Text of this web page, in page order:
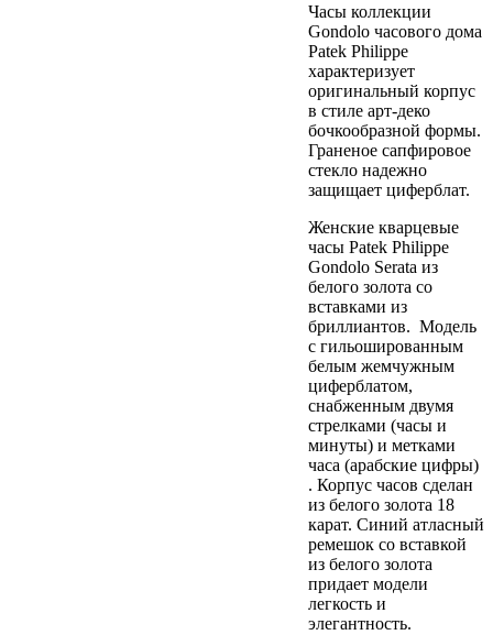
Часы коллекции
Gondolo часового дома
Patek Philippe
характеризует
оригинальный корпус
в стиле арт-деко
бочкообразной формы.
Граненое сапфировое
стекло надежно
защищает циферблат.
Женские кварцевые
часы Patek Philippe
Gondolo Serata из
белого золота со
вставками из
бриллиантов. Модель
с гильошированным
белым жемчужным
циферблатом,
снабженным двумя
стрелками (часы и
минуты) и метками
часа (арабские цифры)
. Корпус часов сделан
из белого золота 18
карат. Синий атласный
ремешок со вставкой
из белого золота
придает модели
легкость и
элегантность.